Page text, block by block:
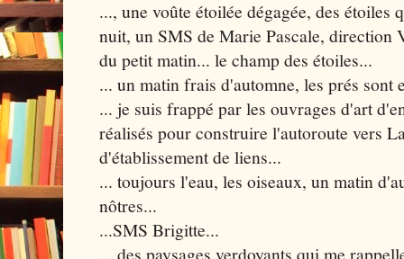
..., une voûte étoilée dégagée, des
nuit, un SMS de Marie Pascale, direction
du petit matin... le champ des étoiles...
... un matin frais d'automne, les prés sont
... je suis frappé par les ouvrages d'art
réalisés pour construire l'autoroute vers
d'établissement de liens...
... toujours l'eau, les oiseaux, un matin
nôtres...
...SMS Brigitte...
... des paysages verdoyants qui me